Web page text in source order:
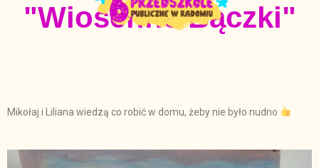
"Wiosenne Bączki"
Mikołaj i Liliana wiedzą co robić w domu, żeby nie było nudno